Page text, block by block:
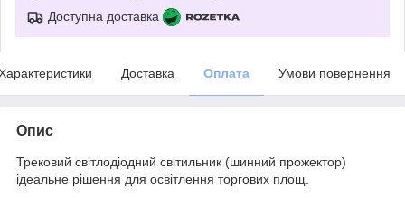
Доступна доставка
Доставка Оплата Умови повернення
Опис
Трековий світлодіодний світильник (шинний прожектор)
ідеальне рішення для освітлення торгових площ.